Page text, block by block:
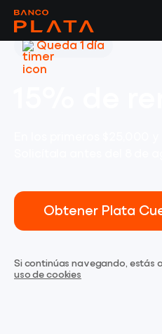
Queda 1 día
Obtener Plata
Si continúas navegando, estás
uso de cookies